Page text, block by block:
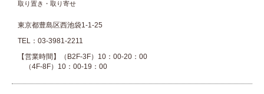
取り置き・取り寄せ
東京都豊島区西池袋1-1-25
TEL： 03-3981-2211
【営業時間】（B2F-3F）10：00-20：00
（4F-8F）10：00-19：00